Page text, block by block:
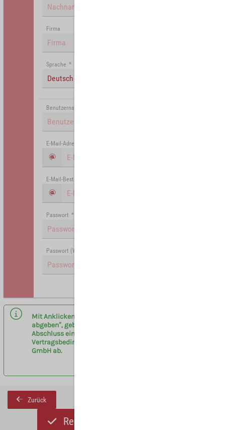
Firma
Sprache *
Deutsch (Deutschland)
Benutzername
E-Mail-Adresse
E-Mail-Bestätigung
Passwort *
Passwort (Wiederholung)
Mit Anklicken des Buttons „Registrieren und Angebot
abgeben“, geben sie eine verbindliche Anfrage zum
Abschluss eines Vermittlervertrages entsprechend der
Vertragsbedingungen am Flughafen Leipzig/Halle
GmbH ab.
Zurück
Registrieren und Angebot abgeben